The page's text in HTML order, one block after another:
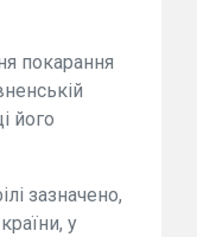
покарання
його
зазначено,
у